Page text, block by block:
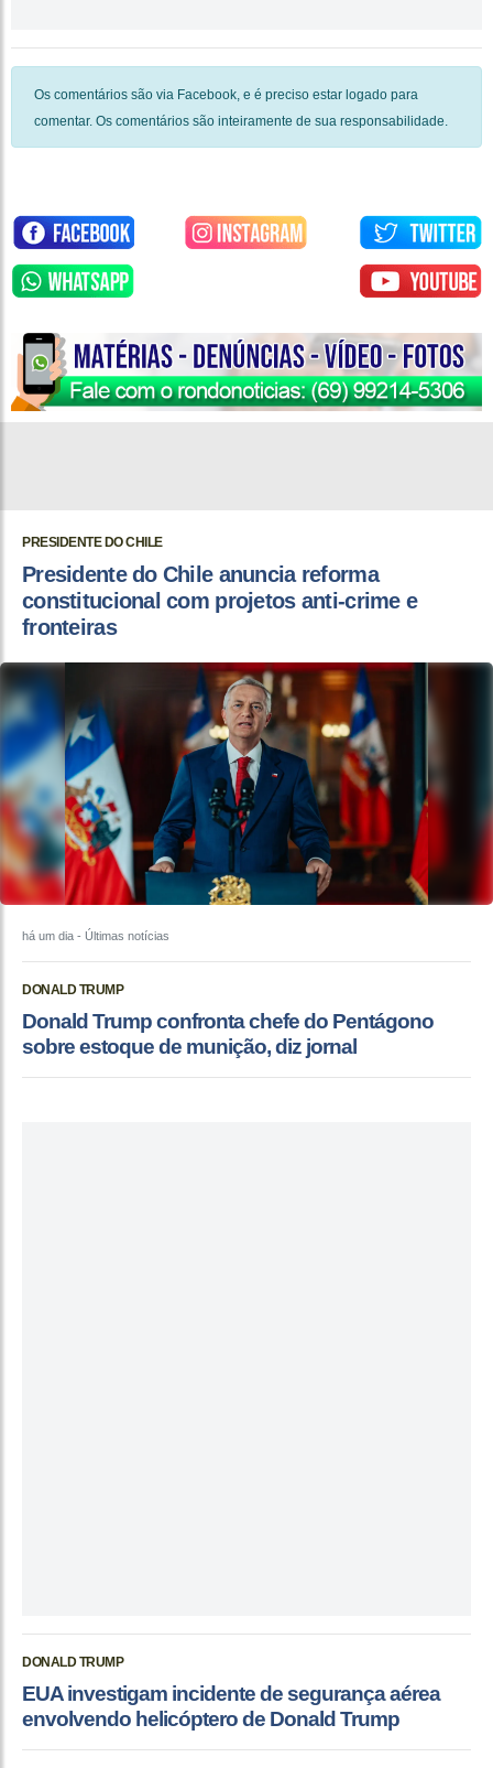
Os comentários são via Facebook, e é preciso estar logado para
comentar. Os comentários são inteiramente de sua responsabilidade.
PRESIDENTE DO CHILE
Presidente do Chile anuncia reforma
constitucional com projetos anti-crime e
fronteiras
há um dia - Últimas notícias
DONALD TRUMP
Donald Trump confronta chefe do Pentágono
sobre estoque de munição, diz jornal
DONALD TRUMP
EUA investigam incidente de segurança aérea
envolvendo helicóptero de Donald Trump